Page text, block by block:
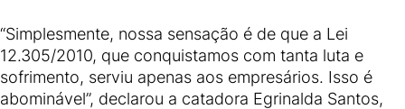
“Simplesmente, nossa sensação é de que a Lei
12.305/2010, que conquistamos com tanta luta e
sofrimento, serviu apenas aos empresários. Isso é
abominável”, declarou a catadora Egrinalda Santos,